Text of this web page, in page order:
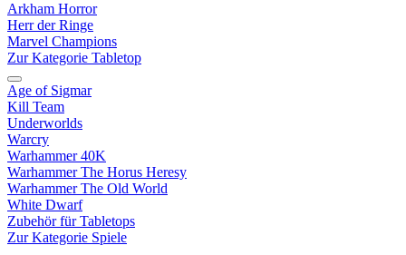
Arkham Horror
Herr der Ringe
Marvel Champions
Zur Kategorie Tabletop
Age of Sigmar
Kill Team
Underworlds
Warcry
Warhammer 40K
Warhammer The Horus Heresy
Warhammer The Old World
White Dwarf
Zubehör für Tabletops
Zur Kategorie Spiele